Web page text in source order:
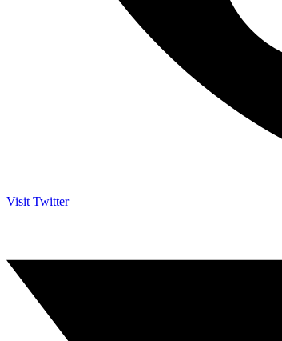
Visit Twitter